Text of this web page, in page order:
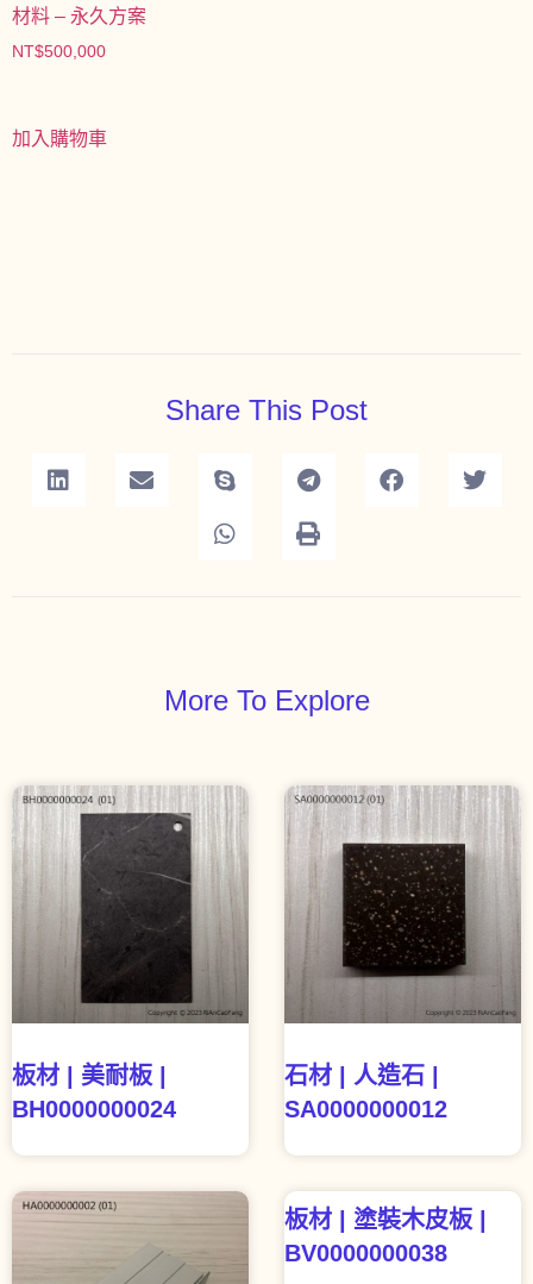
材料 – 永久方案
NT$500,000
加入購物車
Share This Post
More To Explore
板材 | 美耐板 |
BH0000000024
石材 | 人造石 |
SA0000000012
板材 | 塗裝木皮板 |
BV0000000038